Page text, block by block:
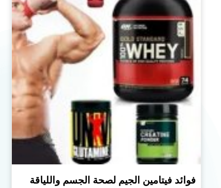
فوائد فيتامين الجيم لصحة الجسم واللياقة